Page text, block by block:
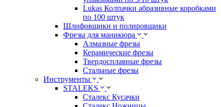
Lukas Колпачки абразивные коробками
по 100 штук
Шлифовщики и полировщики
Фрезы для маникюра
Алмазные фрезы
Керамические фрезы
Твердосплавные фрезы
Стальные фрезы
Инструменты
STALEKS
Сталекс Кусачки